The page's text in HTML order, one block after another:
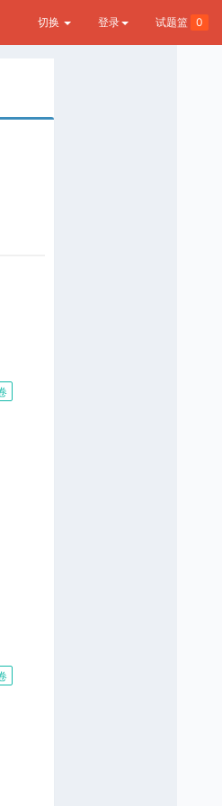
切换 登录 试题篮 0